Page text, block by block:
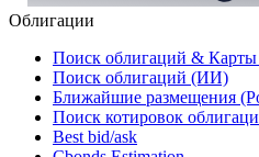
Облигации
Поиск облигаций &
Поиск облигаций (ИИ)
Ближайшие размещения
Поиск котировок
Best bid/ask